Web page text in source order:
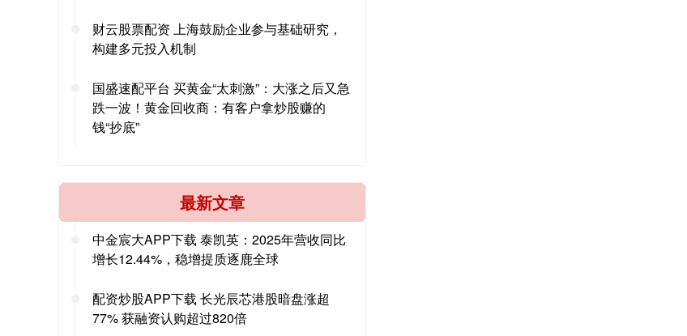
财云股票配资 上海鼓励企业参与基础研究，
构建多元投入机制
国盛速配平台 买黄金“太刺激”：大涨之后又急
跌一波！黄金回收商：有客户拿炒股赚的
钱“抄底”
最新文章
中金宸大APP下载 泰凯英：2025年营收同比
增长12.44%，稳增提质逐鹿全球
配资炒股APP下载 长光辰芯港股暗盘涨超
77% 获融资认购超过820倍